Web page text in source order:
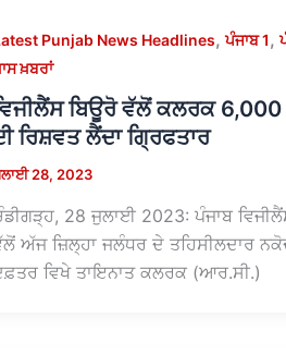
Punjab News Headlines,ਪੰਜਾਬ 1,
ਖ਼ਬਰਾਂ
ਬਿਊਰੋ ਵੱਲੋਂ ਕਲਰਕ
ਰਿਸ਼ਵਤ ਲੈਂਦਾ ਗ੍ਰਿਫਤਾਰ
28, 2023
28 ਜੁਲਾਈ 2023: ਪੰਜਾਬ
ਅੱਜ ਜ਼ਿਲ੍ਹਾ ਜਲੰਧਰ ਦੇ ਤਹਿਸੀਲਦਾਰ
ਵਿਖੇ ਤਾਇਨਾਤ ਕਲਰਕ (ਆਰ.ਸੀ.)